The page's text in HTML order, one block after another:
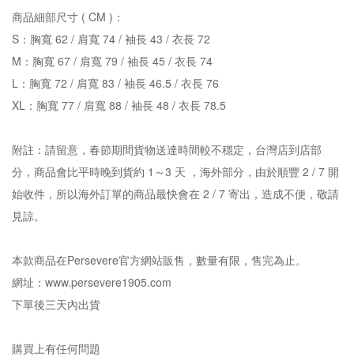
商品細部尺寸 ( CM )：
S：胸寬 62 / 肩寬 74 / 袖長 43 / 衣長 72
M：胸寬 67 / 肩寬 79 / 袖長 45 / 衣長 74
L：胸寬 72 / 肩寬 83 / 袖長 46.5 / 衣長 76
XL：胸寬 77 / 肩寬 88 / 袖長 48 / 衣長 78.5
附註：請留意，春節期間貨物送達時間較不穩定，台灣店到店部
分，商品會比平時晚到貨約 1～3 天 ，海外部分，由於順豐 2 / 7 開
始收件，所以海外訂單的商品最快會在 2 / 7 寄出，造成不便，敬請
見諒。
本款商品在Persevere官方網站販售，數量有限，售完為止。
網址：www.persevere1905.com
下單後三天內出貨
購買上有任何問題